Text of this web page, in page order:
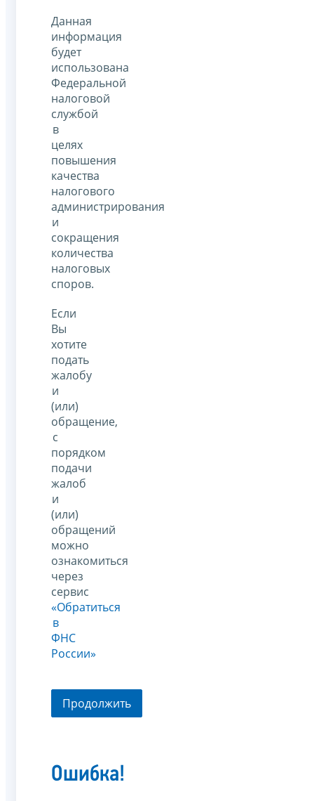
Данная
информация
будет
использована
Федеральной
налоговой
службой
в
целях
повышения
качества
налогового
администрирования
и
сокращения
количества
налоговых
споров.
Если
Вы
хотите
подать
жалобу
и
(или)
обращение,
с
порядком
подачи
жалоб
и
(или)
обращений
можно
ознакомиться
через
сервис
«Обратиться
в
ФНС
России»
Продолжить
Ошибка!